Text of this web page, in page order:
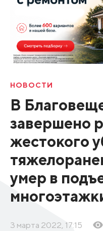
НОВОСТИ
В
завершено
жестокого
умер в
3 марта 2022, 17:15